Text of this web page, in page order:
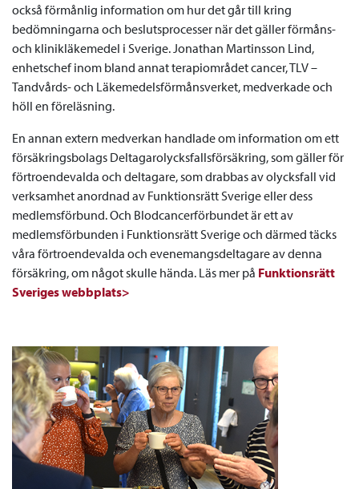
också förmånlig information om hur det går till kring
bedömningarna och beslutsprocesser när det gäller förmåns-
och klinikläkemedel i Sverige. Jonathan Martinsson Lind,
enhetschef inom bland annat terapiområdet cancer, TLV –
Tandvårds- och Läkemedelsförmånsverket, medverkade och
höll en föreläsning.
En annan extern medverkan handlade om information om ett
försäkringsbolags Deltagarolycksfallsförsäkring, som gäller för
förtroendevalda och deltagare, som drabbas av olycksfall vid
verksamhet anordnad av Funktionsrätt Sverige eller dess
medlemsförbund. Och Blodcancerförbundet är ett av
medlemsförbunden i Funktionsrätt Sverige och därmed täcks
våra förtroendevalda och evenemangsdeltagare av denna
försäkring, om något skulle hända. Läs mer på Funktionsrätt
Sveriges webbplats>